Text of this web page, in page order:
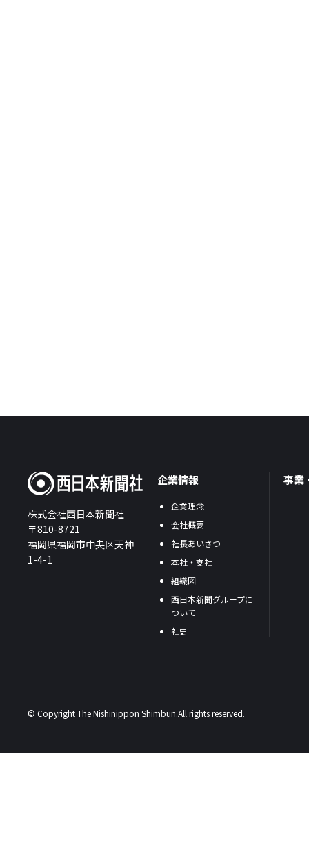
株式会社西日本新聞社
〒810-8721
福岡県福岡市中央区天神
1-4-1
企業情報
企業理念
会社概要
社長あいさつ
本社・支社
組織図
西日本新聞グループに
ついて
社史
事業
© Copyright The Nishinippon Shimbun.All rights reserved.